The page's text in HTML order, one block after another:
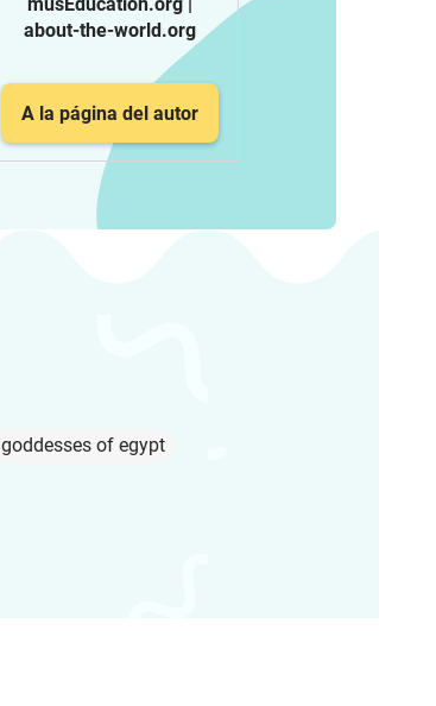
about-the-world.org
A la página del autor
goddesses of egypt